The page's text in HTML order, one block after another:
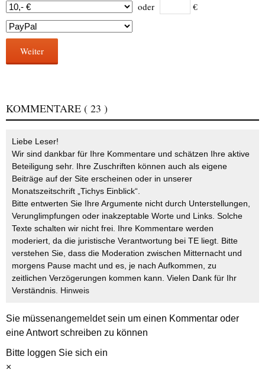
oder €
Weiter
KOMMENTARE ( 23 )
Liebe Leser!
Wir sind dankbar für Ihre Kommentare und schätzen Ihre aktive
Beteiligung sehr. Ihre Zuschriften können auch als eigene
Beiträge auf der Site erscheinen oder in unserer
Monatszeitschrift „Tichys Einblick“.
Bitte entwerten Sie Ihre Argumente nicht durch Unterstellungen,
Verunglimpfungen oder inakzeptable Worte und Links. Solche
Texte schalten wir nicht frei. Ihre Kommentare werden
moderiert, da die juristische Verantwortung bei TE liegt. Bitte
verstehen Sie, dass die Moderation zwischen Mitternacht und
morgens Pause macht und es, je nach Aufkommen, zu
zeitlichen Verzögerungen kommen kann. Vielen Dank für Ihr
Verständnis. Hinweis
Sie müssenangemeldetsein um einen Kommentar oder
eine Antwort schreiben zu können
Bitte loggen Sie sich ein
×